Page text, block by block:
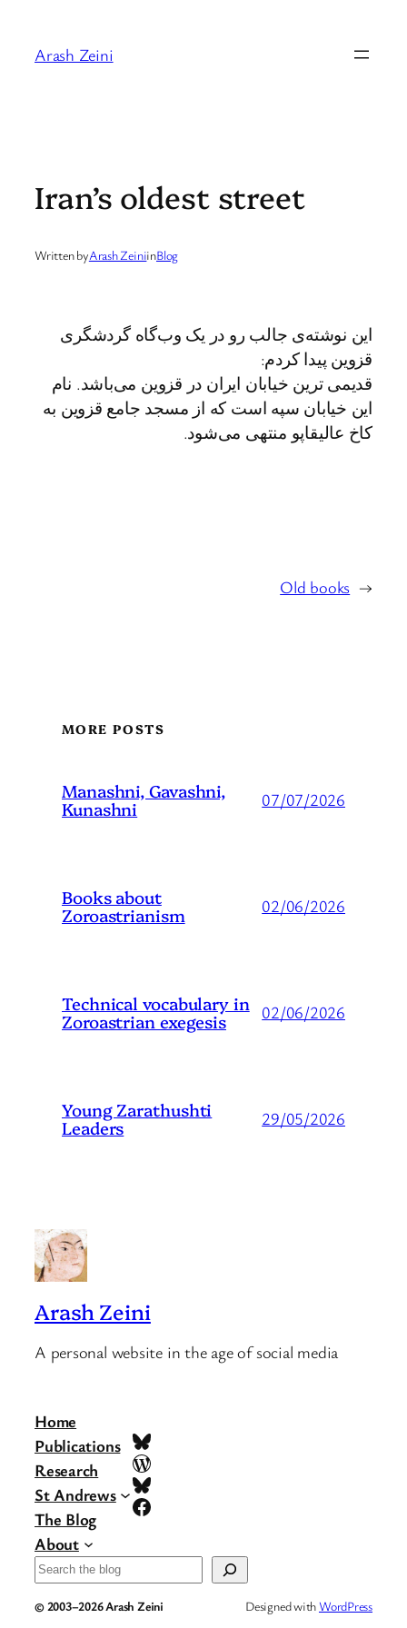
content
Arash Zeini
Iran’s oldest street
Written byArash ZeiniinBlog
این نوشته‌ی جالب رو در یک وب‌گاه گردشگری
قزوین پیدا کردم:
قدیمی ترین خیابان ایران در قزوین می‌باشد. نام
این خیابان سپه است که از مسجد جامع قزوین به
کاخ عالیقاپو منتهی می‌شود.
Old books →
MORE POSTS
Manashni, Gavashni,
Kunashni 07/07/2026
Books about
Zoroastrianism 02/06/2026
Technical vocabulary in
Zoroastrian exegesis 02/06/2026
Young Zarathushti
Leaders 29/05/2026
Arash Zeini
A personal website in the age of social media
Home
Publications
Research
St Andrews
The Blog
About
Bluesky
WordPress
Bluesky
Facebook
Search
© 2003–2026 Arash Zeini Designed withWordPress